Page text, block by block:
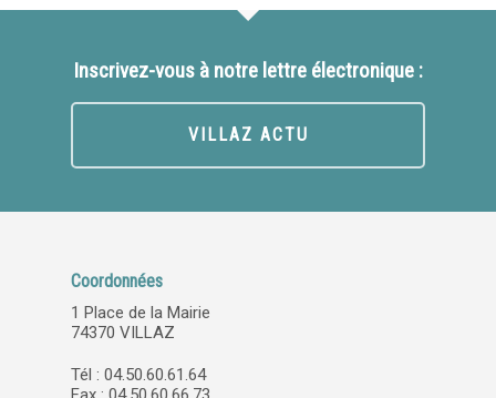
Inscrivez-vous à notre lettre électronique :
VILLAZ ACTU
Coordonnées
1 Place de la Mairie
74370 VILLAZ
Tél : 04.50.60.61.64